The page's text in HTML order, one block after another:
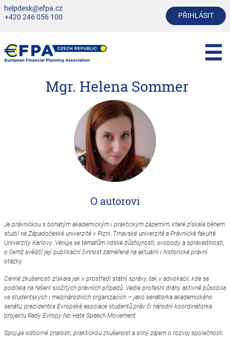
helpdesk@efpa.cz
+420 246 056 100
PŘIHLÁSIT
Mgr. Helena Sommer
O autorovi
Je právničkou s bohatým akademickým i praktickým zázemím, které získala během
studií na Západočeské univerzitě v Plzni, Trnavské univerzitě a Právnické fakultě
Univerzity Karlovy. Věnuje se tématům lidské důstojnosti, svobody a spravedlnosti,
o čemž svědčí její publikační činnost zaměřená na aktuální i historické právní
otázky.
Cenné zkušenosti získala jak v prostředí státní správy, tak v advokacii, kde se
podílela na řešení složitých právních případů. Vedle profesní dráhy aktivně působila
ve studentských i mezinárodních organizacích – jako senátorka akademického
senátu, prezidentka Evropské asociace studentů práv či národní koordinátorka
projektu Rady Evropy No Hate Speech Movement.
Spojuje odborné znalosti, praktickou zkušenost a silný zájem o rozvoj společnosti.